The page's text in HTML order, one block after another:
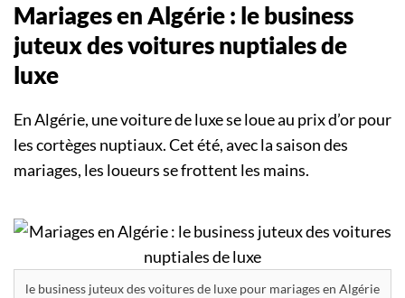
Mariages en Algérie : le business
juteux des voitures nuptiales de
luxe
En Algérie, une voiture de luxe se loue au prix d’or pour
les cortèges nuptiaux. Cet été, avec la saison des
mariages, les loueurs se frottent les mains.
le business juteux des voitures de luxe pour mariages en Algérie